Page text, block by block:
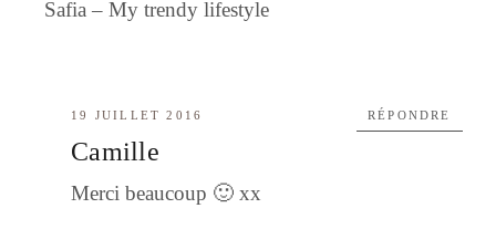
Safia –My trendy lifestyle
19 JUILLET 2016
Camille
Merci beaucoup 🙂 xx
RÉPONDRE